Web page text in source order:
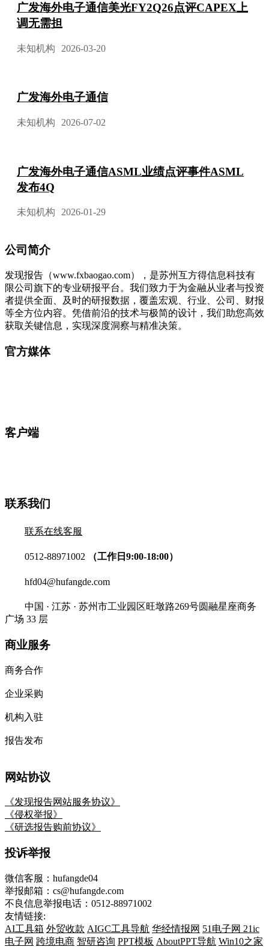
广发海外电子通信美光FY2Q26点评CAPEX上
调无需担
未知机构 2026-03-20
广发海外电子通信
未知机构 2026-07-02
广发海外电子通信ASML业绩点评事件ASML
发布4Q
未知机构 2026-01-29
公司简介
发现报告（www.fxbaogao.com），是苏州互方得信息科技有
限公司旗下的专业研报平台。我们致力于为金融从业者与投资
者提供全面、及时的研报数据，覆盖宏观、行业、公司、财报
等全方位内容。凭借前沿的技术与极简的设计，我们助您高效
获取关键信息，实现深度洞察与精准决策。
官方媒体
客户端
联系我们
联系在线客服
0512-88971002 （工作日9:00-18:00）
hfd04@hufangde.com
中国 · 江苏 · 苏州市工业园区旺墩路269号圆融星座商务
广场 33 层
商业服务
商务合作
企业采购
机构入驻
报告发布
网站协议
《发现报告网站服务协议》
《侵权举报》
《研选报告购前协议》
投诉举报
微信客服：hufangde04
举报邮箱：cs@hufangde.com
不良信息举报电话：0512-88971002
友情链接:
AI工具箱 外贸收款 AIGC工具导航 华经情报网 51电子网 21ic
电子网 跨境电商 智研咨询 PPT模板 AboutPPT导航 Win10之家